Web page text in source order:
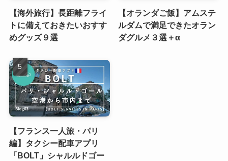
【海外旅行】長距離フライ
トに備えておきたいおすす
めグッズ９選
【オランダご飯】アムステ
ルダムで満足できたオラン
ダグルメ３選＋α
【フランス一人旅・パリ
編】タクシー配車アプリ
「BOLT」シャルルドゴー